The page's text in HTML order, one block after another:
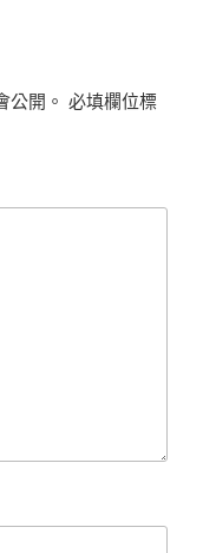
公開。 必填欄位標